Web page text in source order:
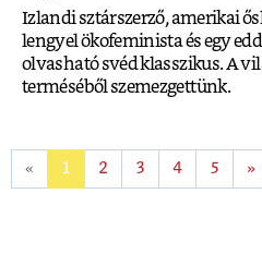
Izlandi sztárszerző, amerikai
lengyel ökofeminista és egy
olvasható svéd klasszikus. A
terméséből szemezgettünk.
« 1 2 3 4 5 »